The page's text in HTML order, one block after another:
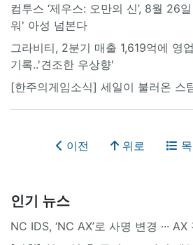
컴투스 ‘제우스: 오만의 신’, 8월 26
워' 아성 넘본다
그라비티, 2분기 매출 1,619억에 영
기록..'견조한 우상향'
[한주의게임소식] 세일이 불러온 스
이전 위로
인기 뉴스
NC IDS, ‘NC AX’로 사명 변경 ∙∙∙